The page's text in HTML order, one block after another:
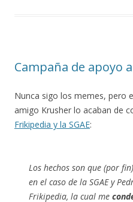
Campaña de apoyo
Nunca sigo los memes, pero
amigo Krusher lo acaban de
Frikipedia y la SGAE:
Los hechos son que (por
en el caso de la SGAE y
Frikipedia, la cual me